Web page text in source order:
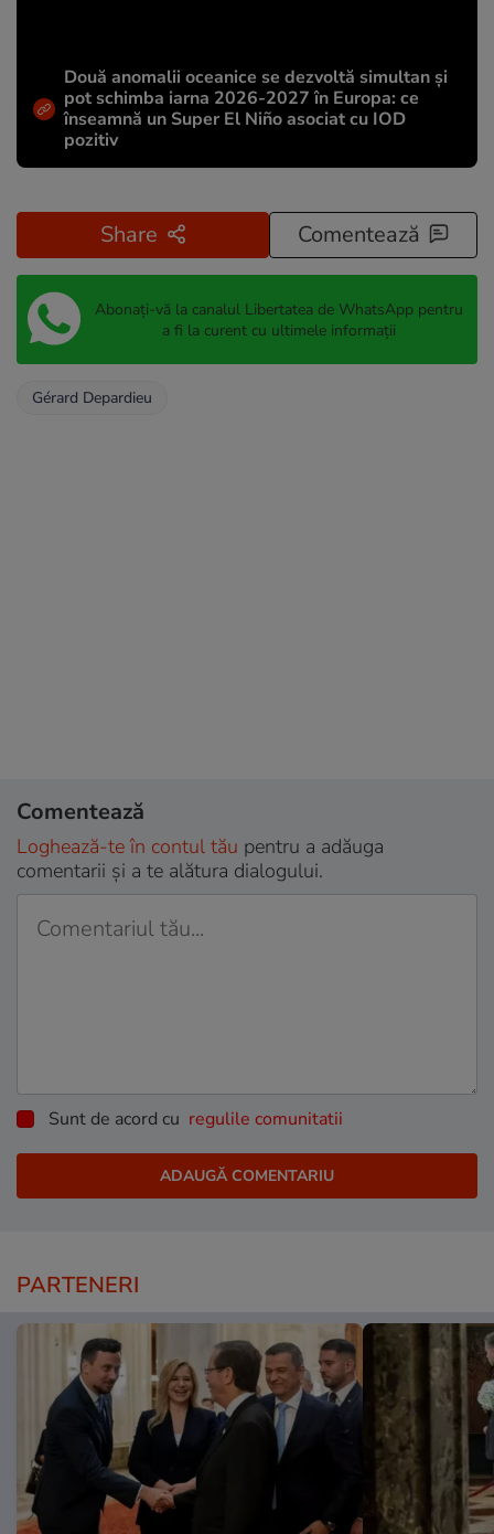
Două anomalii oceanice se dezvoltă simultan și
pot schimba iarna 2026-2027 în Europa: ce
înseamnă un Super El Niño asociat cu IOD
pozitiv
Share Comentează
Abonați-vă la canalul Libertatea de WhatsApp pentru
a fi la curent cu ultimele informații
Gérard Depardieu
Comentează
Loghează-te în contul tău pentru a adăuga
comentarii și a te alătura dialogului.
Sunt de acord cu regulile comunitatii
PARTENERI